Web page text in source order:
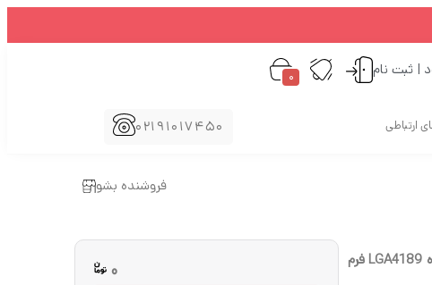
| ثبت نام 0
ارتباطی 02191017450
فروشنده بشو
سرور رک (Rackmount) گیگابایت (GIGABYTE) مدل G292-280 سوکت پردازنده LGA4189 فرم
0